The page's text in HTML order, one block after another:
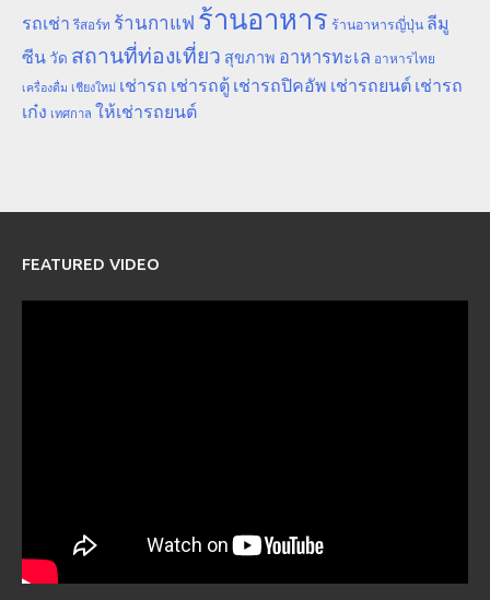
รถเช่า รีสอร์ท ร้านกาแฟ ร้านอาหาร ร้านอาหารญี่ปุ่น ลีมู
ซีน วัด สถานที่ท่องเที่ยว สุขภาพ อาหารทะเล อาหารไทย
เครื่องดื่ม เชียงใหม่ เช่ารถ เช่ารถตู้ เช่ารถปิคอัพ เช่ารถยนต์ เช่ารถ
เก๋ง เทศกาล ให้เช่ารถยนต์
FEATURED VIDEO